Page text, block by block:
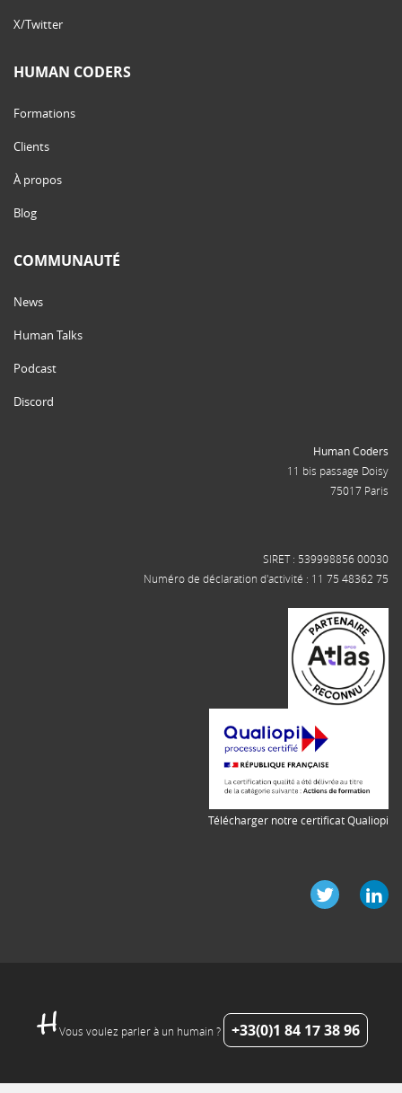
X/Twitter
HUMAN CODERS
Formations
Clients
À propos
Blog
COMMUNAUTÉ
News
Human Talks
Podcast
Discord
Human Coders
11 bis passage Doisy
75017 Paris
SIRET : 539998856 00030
Numéro de déclaration d'activité : 11 75 48362 75
Télécharger notre certificat Qualiopi
Vous voulez parler à un humain ? +33(0)1 84 17 38 96